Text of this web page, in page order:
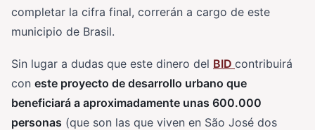
completar la cifra final, correrán a cargo de este
municipio de Brasil.
Sin lugar a dudas que este dinero del BID contribuirá
con este proyecto de desarrollo urbano que
beneficiará a aproximadamente unas 600.000
personas (que son las que viven en São José dos